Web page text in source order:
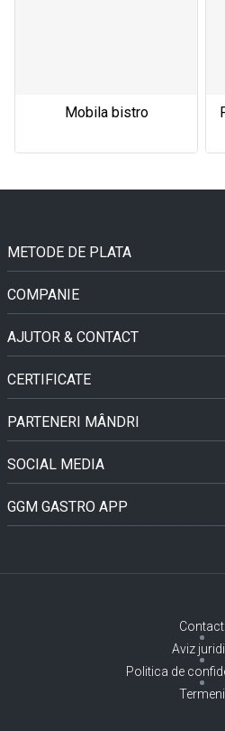
Mobila bistro
METODE DE PLATA
COMPANIE
AJUTOR & CONTACT
CERTIFICATE
PARTENERI MÂNDRI
SOCIAL MEDIA
GGM GASTRO APP
Contact
Aviz
Politica de
Termeni